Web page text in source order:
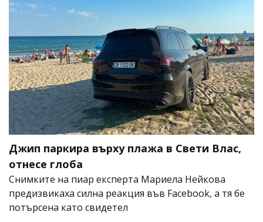
Джип паркира върху плажа в Свети Влас,
отнесе глоба
Снимките на пиар експерта Мариела Нейкова
предизвикаха силна реакция във Facebook, а тя бе
потърсена като свидетел